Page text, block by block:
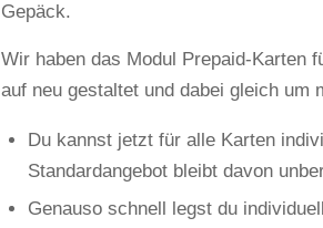
Gepäck.
Wir haben das Modul Prepaid-Karten
auf neu gestaltet und dabei gleich um
Du kannst jetzt für alle Karten
Standardangebot bleibt davon
Genauso schnell legst du